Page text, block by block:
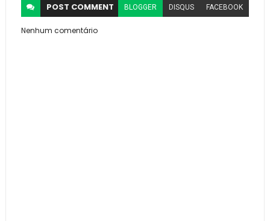
POST COMMENT BLOGGER DISQUS FACEBOOK
Nenhum comentário